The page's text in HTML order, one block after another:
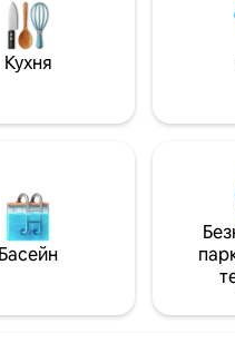
човнах, пограти на
пограти в гольф,
на скейтборді, прогулятися
відвідати аквапарк.
Кухня
Басейн